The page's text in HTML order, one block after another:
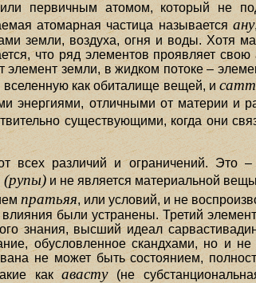
первичным атомом, который не
атомарная частица называется ану
земли, воздуха, огня и воды. Хотя
что ряд элементов проявляет свою
элемент земли, в жидком потоке –
вселенную как обиталище вещей, и
энергиями, отличными от материи и
существующими, когда они
всех различий и ограничений. Это
(рупы) и не является материальной
пратьяя, или условий, и не
были устранены. Третий
знания, высший идеал
обусловленное скандхами, но и не
не может быть состоянием,
какавасту(не